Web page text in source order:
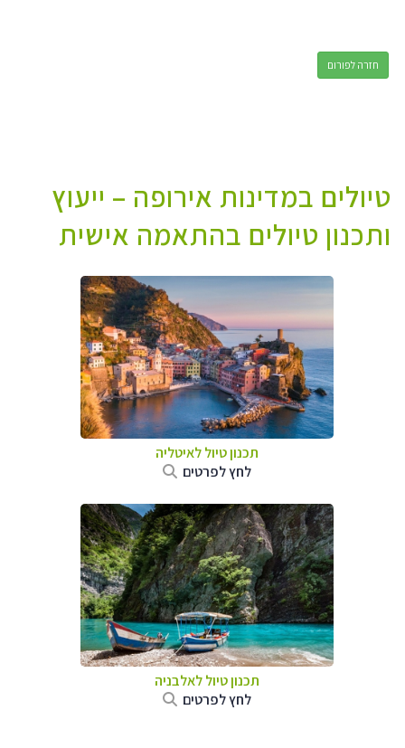
חזרה לפורום
טיולים במדינות אירופה – ייעוץ
ותכנון טיולים בהתאמה אישית
תכנון טיול לאיטליה
לחץ לפרטים
תכנון טיול לאלבניה
לחץ לפרטים